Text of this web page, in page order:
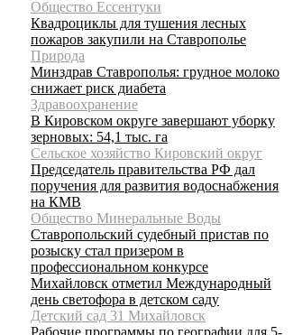
Общество Ессентуки
Квадроциклы для тушения лесных
пожаров закупили на Ставрополье
Природа
Минздрав Ставрополья: грудное молоко
снижает риск диабета
Здравоохранение
В Кировском округе завершают уборку
зерновых: 54,1 тыс. га
Сельское хозяйство Кировский округ
Председатель правительства РФ дал
поручения для развития водоснабжения
на КМВ
Общество Минеральные Воды
Ставропольский судебный пристав по
розыску стал призером в
профессиональном конкурсе
Михайловск отметил Международный
день светофора в детском саду
Детский сад 31 Михайловск
Рабочие программы по географии для 5-